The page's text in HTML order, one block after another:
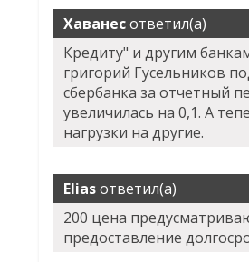
Хаванесответил(а)
Кредиту" и другим
григорий Гусельников
сбербанка за отчетный
увеличилась на 0,1. А
нагрузки на другие.
Eliasответил(а)
200 цена
предоставление